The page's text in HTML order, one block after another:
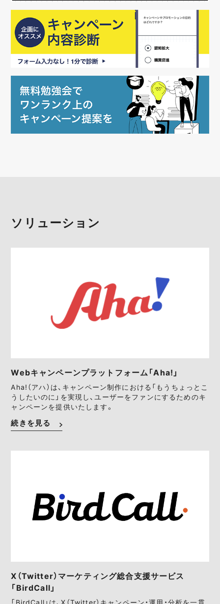
ソリューション
Webキャンペーンプラットフォーム「Aha!」
Aha!（アハ）は、キャンペーン制作における「もうちょっとこ
うしたいのに」を実現し、ユーザーをファンにするためのキ
ャンペーンを提供いたします。
続きを見る
X（Twitter）マーケティング総合支援サービス
「BirdCall」
「BirdCall」は、X（Twitter）キャンペーン・運用・分析を一貫